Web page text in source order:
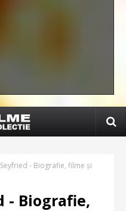
- Biografie, filme și
- Biografie,